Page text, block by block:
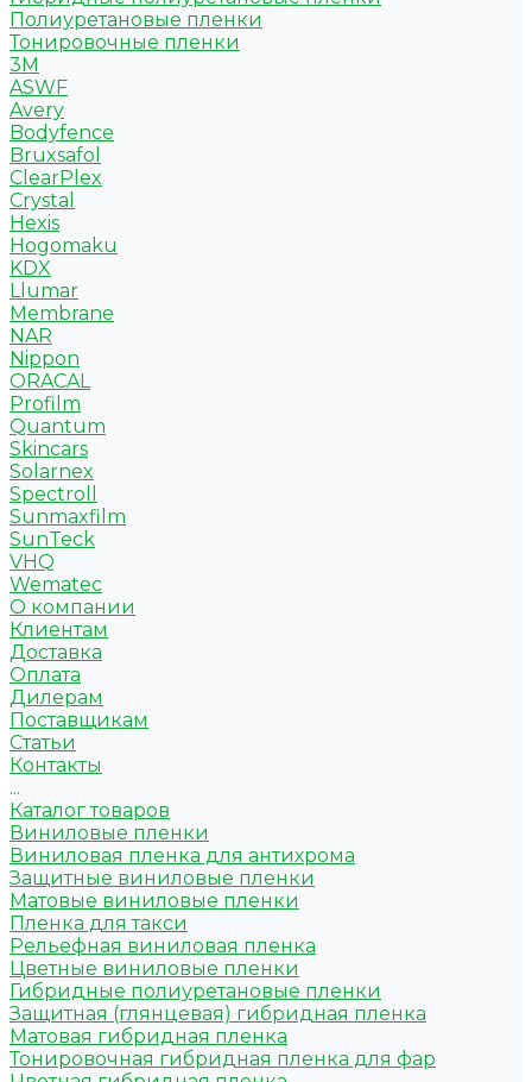
Полиуретановые пленки
Тонировочные пленки
3M
ASWF
Avery
Bodyfence
Bruxsafol
ClearPlex
Crystal
Hexis
Hogomaku
KDX
Llumar
Membrane
NAR
Nippon
ORACAL
Profilm
Quantum
Skincars
Solarnex
Spectroll
Sunmaxfilm
SunTeck
VHQ
Wematec
О компании
Клиентам
Доставка
Оплата
Дилерам
Поставщикам
Статьи
Контакты
...
Каталог товаров
Виниловые пленки
Виниловая пленка для антихрома
Защитные виниловые пленки
Матовые виниловые пленки
Пленка для такси
Рельефная виниловая пленка
Цветные виниловые пленки
Гибридные полиуретановые пленки
Защитная (глянцевая) гибридная пленка
Матовая гибридная пленка
Тонировочная гибридная пленка для фар